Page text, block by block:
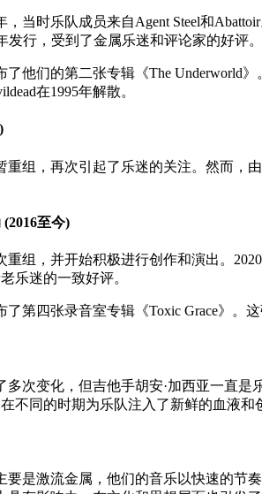
，当时乐队成员来自Agent Steel和
发行，受到了金属乐迷和评论家的好
了他们的第二张专辑《The
在1995年解散。
重组，再次引起了乐迷的关注。然而
至今)
重组，并开始积极进行创作和演出。
乐迷的一致好评。
了第四张录音室专辑《Toxic Grace》
多次变化，但吉他手胡安·加西亚一直
不同的时期为乐队注入了新鲜的血液和
要是激流金属，他们的音乐以快速的